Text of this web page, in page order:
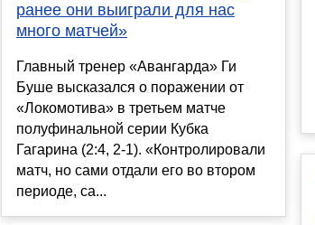
ранее они выиграли для нас
много матчей»
Главный тренер «Авангарда» Ги
Буше высказался о поражении от
«Локомотива» в третьем матче
полуфинальной серии Кубка
Гагарина (2:4, 2-1). «Контролировали
матч, но сами отдали его во втором
периоде, са...